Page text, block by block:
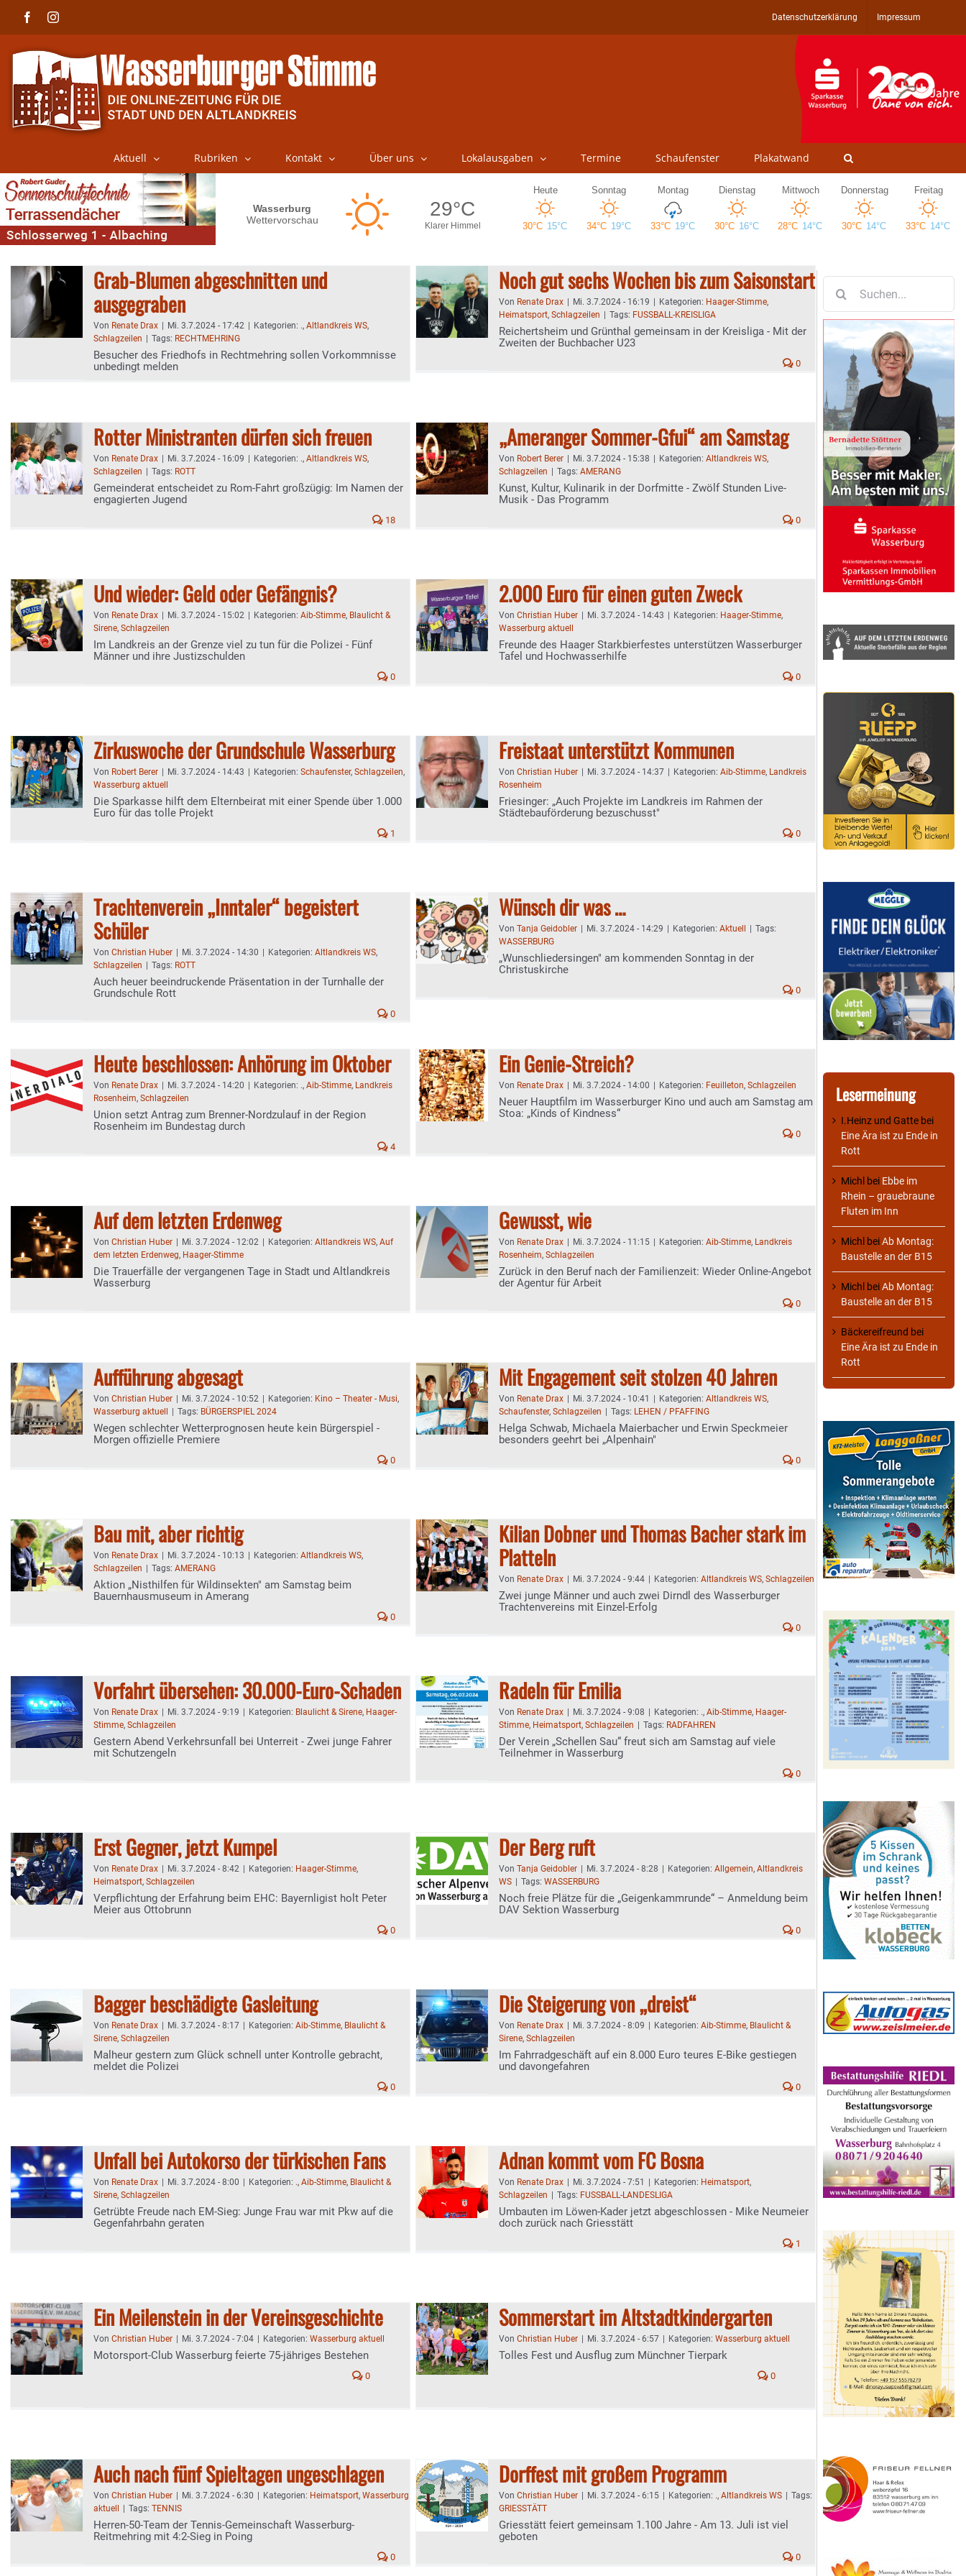
FacebookInstagram Datenschutzerklärung Impressum
Aktuell Rubriken Kontakt Über uns Lokalausgaben Termine Schaufenster Plakatwand
Grab-Blumen abgeschnitten und
ausgegraben
Von Renate Drax Mi. 3.7.2024 - 17:42 Kategorien: ., Altlandkreis WS,
Schlagzeilen
Tags: RECHTMEHRING
Besucher des Friedhofs in Rechtmehring sollen Vorkommnisse
unbedingt melden
Noch gut sechs Wochen bis zum Saisonstart
Von Renate Drax Mi. 3.7.2024 - 16:19 Kategorien: Haager-Stimme,
Heimatsport, Schlagzeilen Tags: FUSSBALL-KREISLIGA
Reichertsheim und Grünthal gemeinsam in der Kreisliga - Mit der
Zweiten der Buchbacher U23
0
Rotter Ministranten dürfen sich freuen
Von Renate Drax Mi. 3.7.2024 - 16:09 Kategorien: ., Altlandkreis WS,
Schlagzeilen
Tags: ROTT
Gemeinderat entscheidet zu Rom-Fahrt großzügig: Im Namen der
engagierten Jugend
18
„Ameranger Sommer-Gfui“ am Samstag
Von Robert Berer Mi. 3.7.2024 - 15:38 Kategorien: Altlandkreis WS,
Schlagzeilen
Tags: AMERANG
Kunst, Kultur, Kulinarik in der Dorfmitte - Zwölf Stunden Live-
Musik - Das Programm
0
Und wieder: Geld oder Gefängnis?
Von Renate Drax Mi. 3.7.2024 - 15:02 Kategorien: Aib-Stimme, Blaulicht &
Sirene, Schlagzeilen
Im Landkreis an der Grenze viel zu tun für die Polizei - Fünf
Männer und ihre Justizschulden
0
2.000 Euro für einen guten Zweck
Von Christian Huber Mi. 3.7.2024 - 14:43 Kategorien: Haager-Stimme,
Wasserburg aktuell
Freunde des Haager Starkbierfestes unterstützen Wasserburger
Tafel und Hochwasserhilfe
0
Zirkuswoche der Grundschule Wasserburg
Von Robert Berer Mi. 3.7.2024 - 14:43 Kategorien: Schaufenster, Schlagzeilen,
Wasserburg aktuell
Die Sparkasse hilft dem Elternbeirat mit einer Spende über 1.000
Euro für das tolle Projekt
1
Freistaat unterstützt Kommunen
Von Christian Huber Mi. 3.7.2024 - 14:37 Kategorien: Aib-Stimme, Landkreis
Rosenheim
Friesinger: „Auch Projekte im Landkreis im Rahmen der
Städtebauförderung bezuschusst"
0
Trachtenverein „Inntaler“ begeistert
Schüler
Von Christian Huber Mi. 3.7.2024 - 14:30 Kategorien: Altlandkreis WS,
Schlagzeilen
Tags: ROTT
Auch heuer beeindruckende Präsentation in der Turnhalle der
Grundschule Rott
0
Wünsch dir was …
Von Tanja Geidobler Mi. 3.7.2024 - 14:29 Kategorien: Aktuell
Tags:
WASSERBURG
„Wunschliedersingen" am kommenden Sonntag in der
Christuskirche
0
Heute beschlossen: Anhörung im Oktober
Von Renate Drax Mi. 3.7.2024 - 14:20 Kategorien: ., Aib-Stimme, Landkreis
Rosenheim, Schlagzeilen
Union setzt Antrag zum Brenner-Nordzulauf in der Region
Rosenheim im Bundestag durch
4
Ein Genie-Streich?
Von Renate Drax Mi. 3.7.2024 - 14:00 Kategorien: Feuilleton, Schlagzeilen
Neuer Hauptfilm im Wasserburger Kino und auch am Samstag am
Stoa: „Kinds of Kindness“
0
Auf dem letzten Erdenweg
Von Christian Huber Mi. 3.7.2024 - 12:02 Kategorien: Altlandkreis WS, Auf
dem letzten Erdenweg, Haager-Stimme
Die Trauerfälle der vergangenen Tage in Stadt und Altlandkreis
Wasserburg
Gewusst, wie
Von Renate Drax Mi. 3.7.2024 - 11:15 Kategorien: Aib-Stimme, Landkreis
Rosenheim, Schlagzeilen
Zurück in den Beruf nach der Familienzeit: Wieder Online-Angebot
der Agentur für Arbeit
0
Aufführung abgesagt
Von Christian Huber Mi. 3.7.2024 - 10:52 Kategorien: Kino – Theater - Musi,
Wasserburg aktuell
Tags: BÜRGERSPIEL 2024
Wegen schlechter Wetterprognosen heute kein Bürgerspiel -
Morgen offizielle Premiere
0
Mit Engagement seit stolzen 40 Jahren
Von Renate Drax Mi. 3.7.2024 - 10:41 Kategorien: Altlandkreis WS,
Schaufenster, Schlagzeilen Tags: LEHEN / PFAFFING
Helga Schwab, Michaela Maierbacher und Erwin Speckmeier
besonders geehrt bei „Alpenhain"
0
Bau mit, aber richtig
Von Renate Drax Mi. 3.7.2024 - 10:13 Kategorien: Altlandkreis WS,
Schlagzeilen
Tags: AMERANG
Aktion „Nisthilfen für Wildinsekten" am Samstag beim
Bauernhausmuseum in Amerang
0
Kilian Dobner und Thomas Bacher stark im
Platteln
Von Renate Drax Mi. 3.7.2024 - 9:44 Kategorien: Altlandkreis WS, Schlagzeilen
Zwei junge Männer und auch zwei Dirndl des Wasserburger
Trachtenvereins mit Einzel-Erfolg
0
Vorfahrt übersehen: 30.000-Euro-Schaden
Von Renate Drax Mi. 3.7.2024 - 9:19 Kategorien: Blaulicht & Sirene, Haager-
Stimme, Schlagzeilen
Gestern Abend Verkehrsunfall bei Unterreit - Zwei junge Fahrer
mit Schutzengeln
Radeln für Emilia
Von Renate Drax Mi. 3.7.2024 - 9:08 Kategorien: ., Aib-Stimme, Haager-
Stimme, Heimatsport, Schlagzeilen Tags: RADFAHREN
Der Verein „Schellen Sau“ freut sich am Samstag auf viele
Teilnehmer in Wasserburg
0
Erst Gegner, jetzt Kumpel
Von Renate Drax Mi. 3.7.2024 - 8:42 Kategorien: Haager-Stimme,
Heimatsport, Schlagzeilen
Verpflichtung der Erfahrung beim EHC: Bayernligist holt Peter
Meier aus Ottobrunn
0
Der Berg ruft
Von Tanja Geidobler Mi. 3.7.2024 - 8:28 Kategorien: Allgemein, Altlandkreis
WS
Tags: WASSERBURG
Noch freie Plätze für die „Geigenkammrunde“ – Anmeldung beim
DAV Sektion Wasserburg
0
Bagger beschädigte Gasleitung
Von Renate Drax Mi. 3.7.2024 - 8:17 Kategorien: Aib-Stimme, Blaulicht &
Sirene, Schlagzeilen
Malheur gestern zum Glück schnell unter Kontrolle gebracht,
meldet die Polizei
0
Die Steigerung von „dreist“
Von Renate Drax Mi. 3.7.2024 - 8:09 Kategorien: Aib-Stimme, Blaulicht &
Sirene, Schlagzeilen
Im Fahrradgeschäft auf ein 8.000 Euro teures E-Bike gestiegen
und davongefahren
0
Unfall bei Autokorso der türkischen Fans
Von Renate Drax Mi. 3.7.2024 - 8:00 Kategorien: ., Aib-Stimme, Blaulicht &
Sirene, Schlagzeilen
Getrübte Freude nach EM-Sieg: Junge Frau war mit Pkw auf die
Gegenfahrbahn geraten
Adnan kommt vom FC Bosna
Von Renate Drax Mi. 3.7.2024 - 7:51 Kategorien: Heimatsport,
Schlagzeilen
Tags: FUSSBALL-LANDESLIGA
Umbauten im Löwen-Kader jetzt abgeschlossen - Mike Neumeier
doch zurück nach Griesstätt
1
Ein Meilenstein in der Vereinsgeschichte
Von Christian Huber Mi. 3.7.2024 - 7:04 Kategorien: Wasserburg aktuell
Motorsport-Club Wasserburg feierte 75-jähriges Bestehen
0
Sommerstart im Altstadtkindergarten
Von Christian Huber Mi. 3.7.2024 - 6:57 Kategorien: Wasserburg aktuell
Tolles Fest und Ausflug zum Münchner Tierpark
0
Auch nach fünf Spieltagen ungeschlagen
Von Christian Huber Mi. 3.7.2024 - 6:30 Kategorien: Heimatsport, Wasserburg
aktuell
Tags: TENNIS
Herren-50-Team der Tennis-Gemeinschaft Wasserburg-
Reitmehring mit 4:2-Sieg in Poing
0
Dorffest mit großem Programm
Von Christian Huber Mi. 3.7.2024 - 6:15 Kategorien: ., Altlandkreis WS
Tags:
GRIESSTÄTT
Griesstätt feiert gemeinsam 1.100 Jahre - Am 13. Juli ist viel
geboten
0
nach:
Lesermeinung
I.Heinz und Gatte bei
Eine Ära ist zu Ende in
Rott
Michl bei Ebbe im
Rhein – grauebraune
Fluten im Inn
Michl beiAb Montag:
Baustelle an der B15
Michl beiAb Montag:
Baustelle an der B15
Bäckereifreund bei
Eine Ära ist zu Ende in
Rott